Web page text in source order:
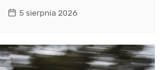
5 sierpnia 2026